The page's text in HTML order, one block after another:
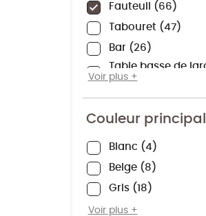
Fauteuil
66
Tabouret
47
Bar
26
Table basse de
22
Repose-pieds
14
Tabouret haut
13
canapé
Bâche pour le bois
Chaise haute
Voir plus
Couleur
Blanc
4
Beige
8
Gris
18
Noir
Voir plus